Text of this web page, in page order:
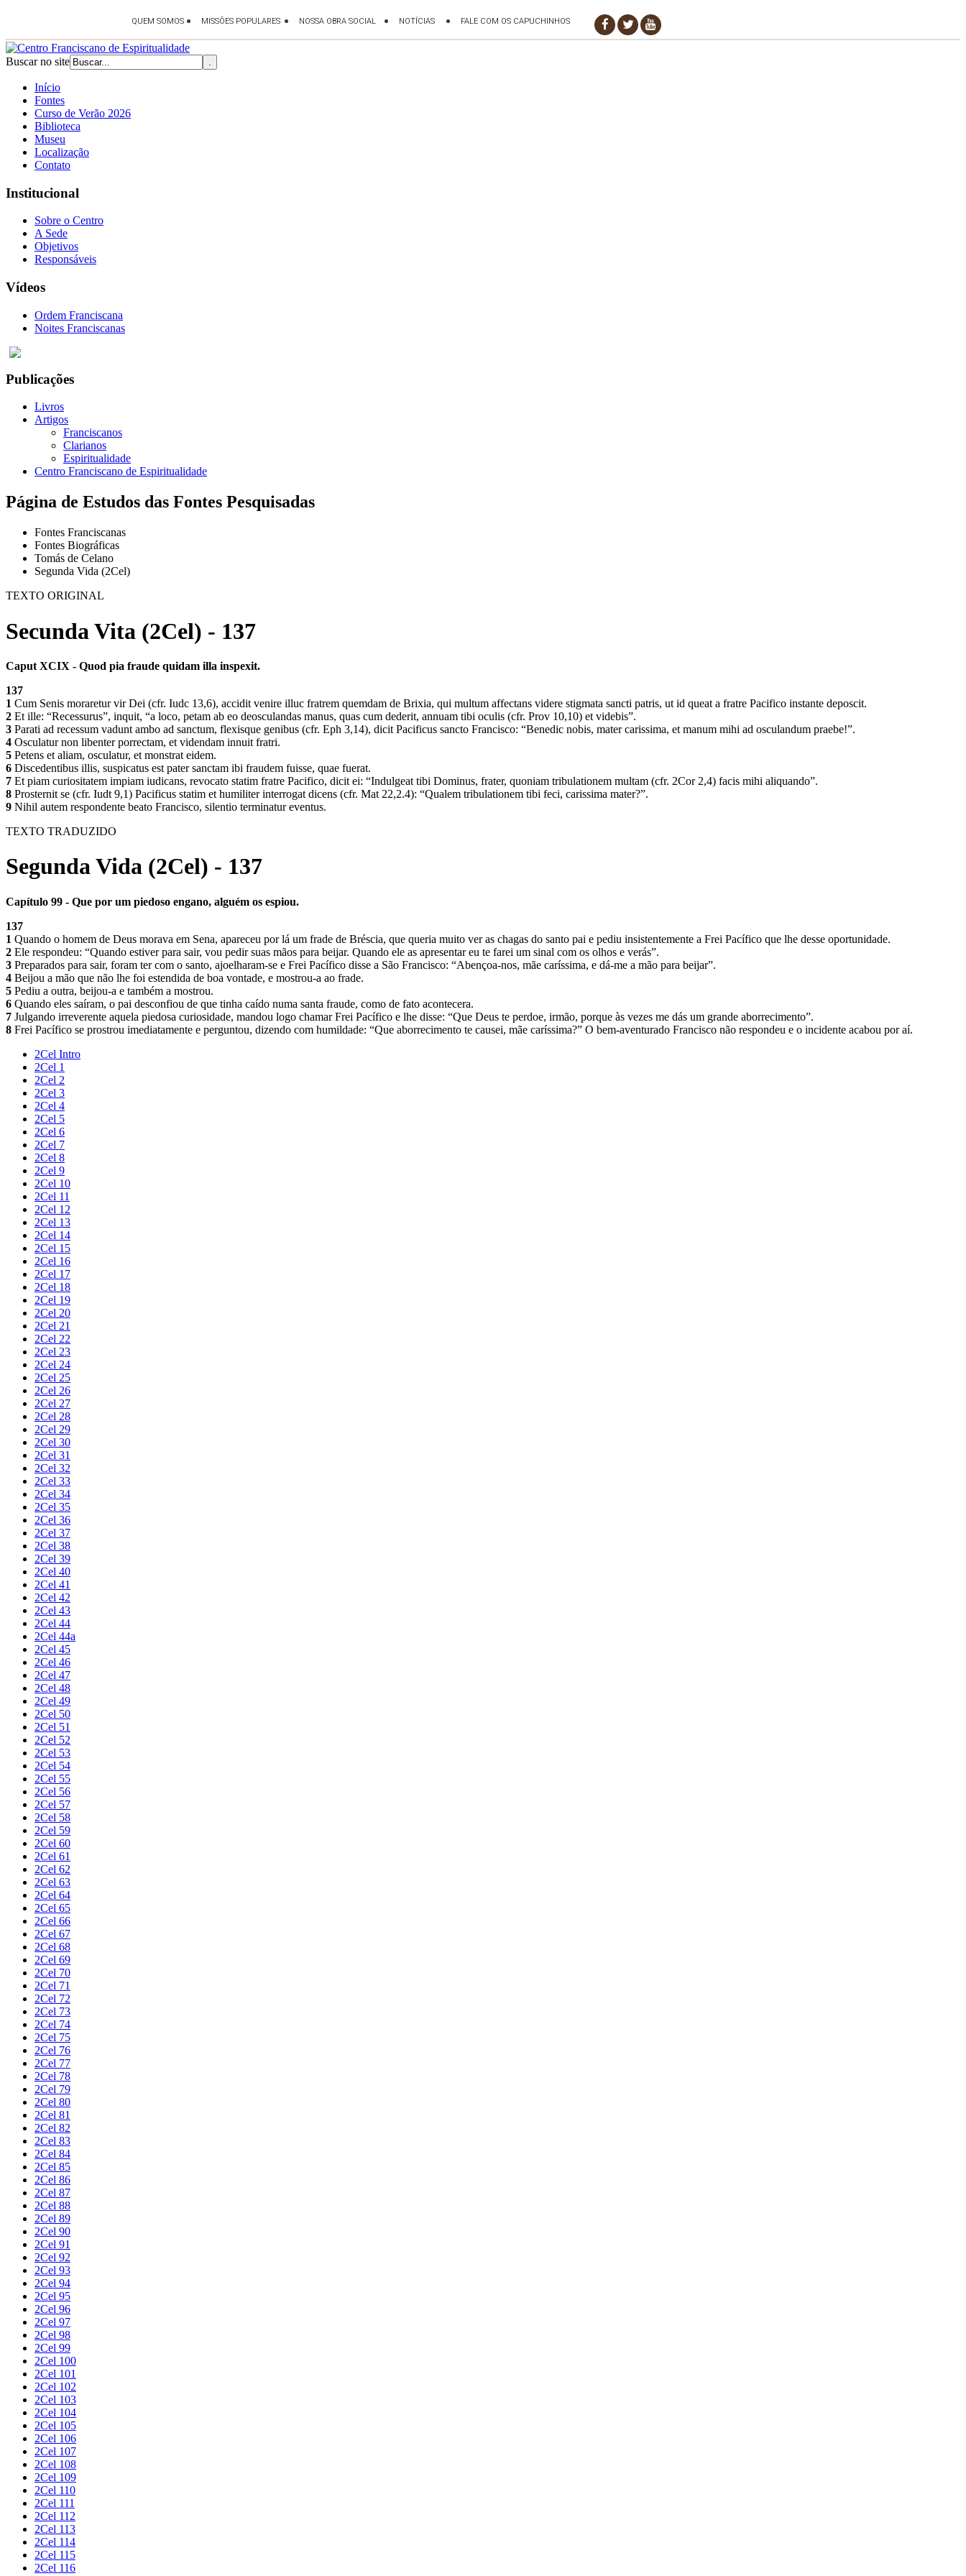
Buscar no site
Início
Fontes
Curso de Verão 2026
Biblioteca
Museu
Localização
Contato
Institucional
Sobre o Centro
A Sede
Objetivos
Responsáveis
Vídeos
Ordem Franciscana
Noites Franciscanas
Publicações
Livros
Artigos
Franciscanos
Clarianos
Espiritualidade
Centro Franciscano de Espiritualidade
Página de Estudos das Fontes Pesquisadas
Fontes Franciscanas
Fontes Biográficas
Tomás de Celano
Segunda Vida (2Cel)
TEXTO ORIGINAL
Secunda Vita (2Cel) - 137
Caput XCIX - Quod pia fraude quidam illa inspexit.
137
1 Cum Senis moraretur vir Dei (cfr. Iudc 13,6), accidit venire illuc fratrem quemdam de Brixia, qui multum affectans videre stigmata sancti patris, ut id queat a fratre Pacifico instante deposcit.
2 Et ille: “Recessurus”, inquit, “a loco, petam ab eo deosculandas manus, quas cum dederit, annuam tibi oculis (cfr. Prov 10,10) et videbis”.
3 Parati ad recessum vadunt ambo ad sanctum, flexisque genibus (cfr. Eph 3,14), dicit Pacificus sancto Francisco: “Benedic nobis, mater carissima, et manum mihi ad osculandum praebe!”.
4 Osculatur non libenter porrectam, et videndam innuit fratri.
5 Petens et aliam, osculatur, et monstrat eidem.
6 Discedentibus illis, suspicatus est pater sanctam ibi fraudem fuisse, quae fuerat.
7 Et piam curiositatem impiam iudicans, revocato statim fratre Pacifico, dicit ei: “Indulgeat tibi Dominus, frater, quoniam tribulationem multam (cfr. 2Cor 2,4) facis mihi aliquando”.
8 Prosternit se (cfr. Iudt 9,1) Pacificus statim et humiliter interrogat dicens (cfr. Mat 22,2.4): “Qualem tribulationem tibi feci, carissima mater?”.
9 Nihil autem respondente beato Francisco, silentio terminatur eventus.
TEXTO TRADUZIDO
Segunda Vida (2Cel) - 137
Capítulo 99 - Que por um piedoso engano, alguém os espiou.
137
1 Quando o homem de Deus morava em Sena, apareceu por lá um frade de Bréscia, que queria muito ver as chagas do santo pai e pediu insistentemente a Frei Pacífico que lhe desse oportunidade.
2 Ele respondeu: “Quando estiver para sair, vou pedir suas mãos para beijar. Quando ele as apresentar eu te farei um sinal com os olhos e verás”.
3 Preparados para sair, foram ter com o santo, ajoelharam-se e Frei Pacífico disse a São Francisco: “Abençoa-nos, mãe caríssima, e dá-me a mão para beijar”.
4 Beijou a mão que não lhe foi estendida de boa vontade, e mostrou-a ao frade.
5 Pediu a outra, beijou-a e também a mostrou.
6 Quando eles saíram, o pai desconfiou de que tinha caído numa santa fraude, como de fato acontecera.
7 Julgando irreverente aquela piedosa curiosidade, mandou logo chamar Frei Pacífico e lhe disse: “Que Deus te perdoe, irmão, porque às vezes me dás um grande aborrecimento”.
8 Frei Pacífico se prostrou imediatamente e perguntou, dizendo com humildade: “Que aborrecimento te causei, mãe caríssima?” O bem-aventurado Francisco não respondeu e o incidente acabou por aí.
2Cel Intro
2Cel 1
2Cel 2
2Cel 3
2Cel 4
2Cel 5
2Cel 6
2Cel 7
2Cel 8
2Cel 9
2Cel 10
2Cel 11
2Cel 12
2Cel 13
2Cel 14
2Cel 15
2Cel 16
2Cel 17
2Cel 18
2Cel 19
2Cel 20
2Cel 21
2Cel 22
2Cel 23
2Cel 24
2Cel 25
2Cel 26
2Cel 27
2Cel 28
2Cel 29
2Cel 30
2Cel 31
2Cel 32
2Cel 33
2Cel 34
2Cel 35
2Cel 36
2Cel 37
2Cel 38
2Cel 39
2Cel 40
2Cel 41
2Cel 42
2Cel 43
2Cel 44
2Cel 44a
2Cel 45
2Cel 46
2Cel 47
2Cel 48
2Cel 49
2Cel 50
2Cel 51
2Cel 52
2Cel 53
2Cel 54
2Cel 55
2Cel 56
2Cel 57
2Cel 58
2Cel 59
2Cel 60
2Cel 61
2Cel 62
2Cel 63
2Cel 64
2Cel 65
2Cel 66
2Cel 67
2Cel 68
2Cel 69
2Cel 70
2Cel 71
2Cel 72
2Cel 73
2Cel 74
2Cel 75
2Cel 76
2Cel 77
2Cel 78
2Cel 79
2Cel 80
2Cel 81
2Cel 82
2Cel 83
2Cel 84
2Cel 85
2Cel 86
2Cel 87
2Cel 88
2Cel 89
2Cel 90
2Cel 91
2Cel 92
2Cel 93
2Cel 94
2Cel 95
2Cel 96
2Cel 97
2Cel 98
2Cel 99
2Cel 100
2Cel 101
2Cel 102
2Cel 103
2Cel 104
2Cel 105
2Cel 106
2Cel 107
2Cel 108
2Cel 109
2Cel 110
2Cel 111
2Cel 112
2Cel 113
2Cel 114
2Cel 115
2Cel 116